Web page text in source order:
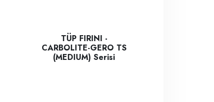
TÜP FIRINI -
CARBOLITE-GERO TS
(MEDIUM) Serisi